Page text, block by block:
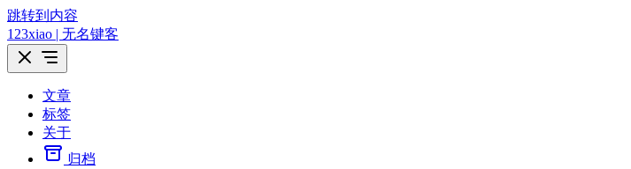
跳转到内容
123xiao | 无名键客
文章
标签
关于
归档